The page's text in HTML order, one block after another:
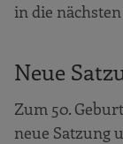
in die nächsten
Neue
Zum 50.
neue Satzung